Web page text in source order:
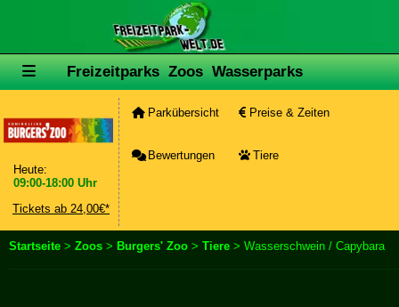
Freizeitparks Zoos Wasserparks
Heute:
09:00-18:00 Uhr
Tickets ab 24,00€*
Parkübersicht Preise & Zeiten
Bewertungen Tiere
Startseite > Zoos > Burgers' Zoo > Tiere > Wasserschwein / Capybara